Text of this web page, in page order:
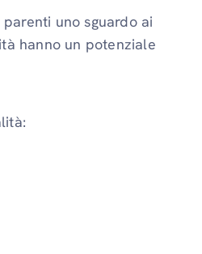
uno sguardo ai
hanno un potenziale